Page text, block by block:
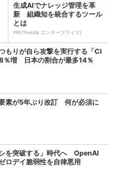
生成AIでナレッジ管理を革
新 組織知を統合するツール
とは
PR(ITmedia エンタープライズ)
もりが自ら攻撃を実行する「Cl
％増 日本の割合が最多14％
素が5年ぶり改訂 何が必須に
を突破する」時代へ OpenAI
ロデイ脆弱性を自律悪用